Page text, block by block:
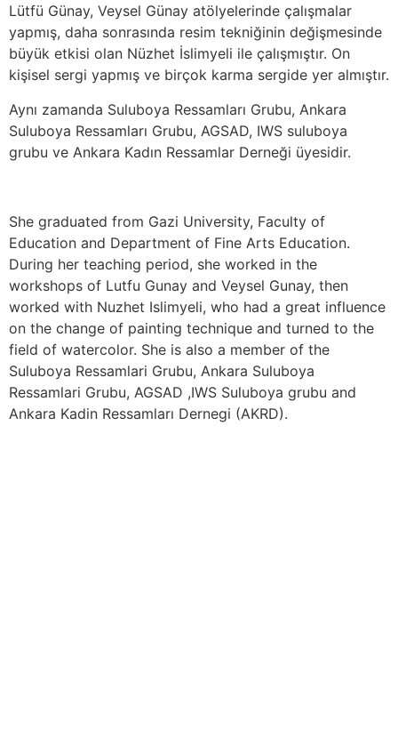
Lütfü Günay, Veysel Günay atölyelerinde çalışmalar
yapmış, daha sonrasında resim tekniğinin değişmesinde
büyük etkisi olan Nüzhet İslimyeli ile çalışmıştır. On
kişisel sergi yapmış ve birçok karma sergide yer almıştır.
Aynı zamanda Suluboya Ressamları Grubu, Ankara
Suluboya Ressamları Grubu, AGSAD, IWS suluboya
grubu ve Ankara Kadın Ressamlar Derneği üyesidir.
She graduated from Gazi University, Faculty of
Education and Department of Fine Arts Education.
During her teaching period, she worked in the
workshops of Lutfu Gunay and Veysel Gunay, then
worked with Nuzhet Islimyeli, who had a great influence
on the change of painting technique and turned to the
field of watercolor. She is also a member of the
Suluboya Ressamlari Grubu, Ankara Suluboya
Ressamlari Grubu, AGSAD ,IWS Suluboya grubu and
Ankara Kadin Ressamları Dernegi (AKRD).